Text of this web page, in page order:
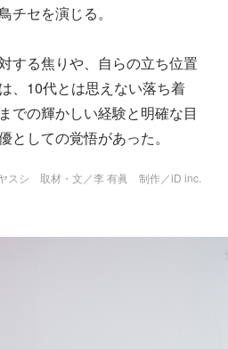
チセを演じる。
する焦りや、自らの立ち位置
、10代とは思えない落ち着
での輝かしい経験と明確な目
としての覚悟があった。
スシ 取材・文／李 有眞 制作／iD inc.